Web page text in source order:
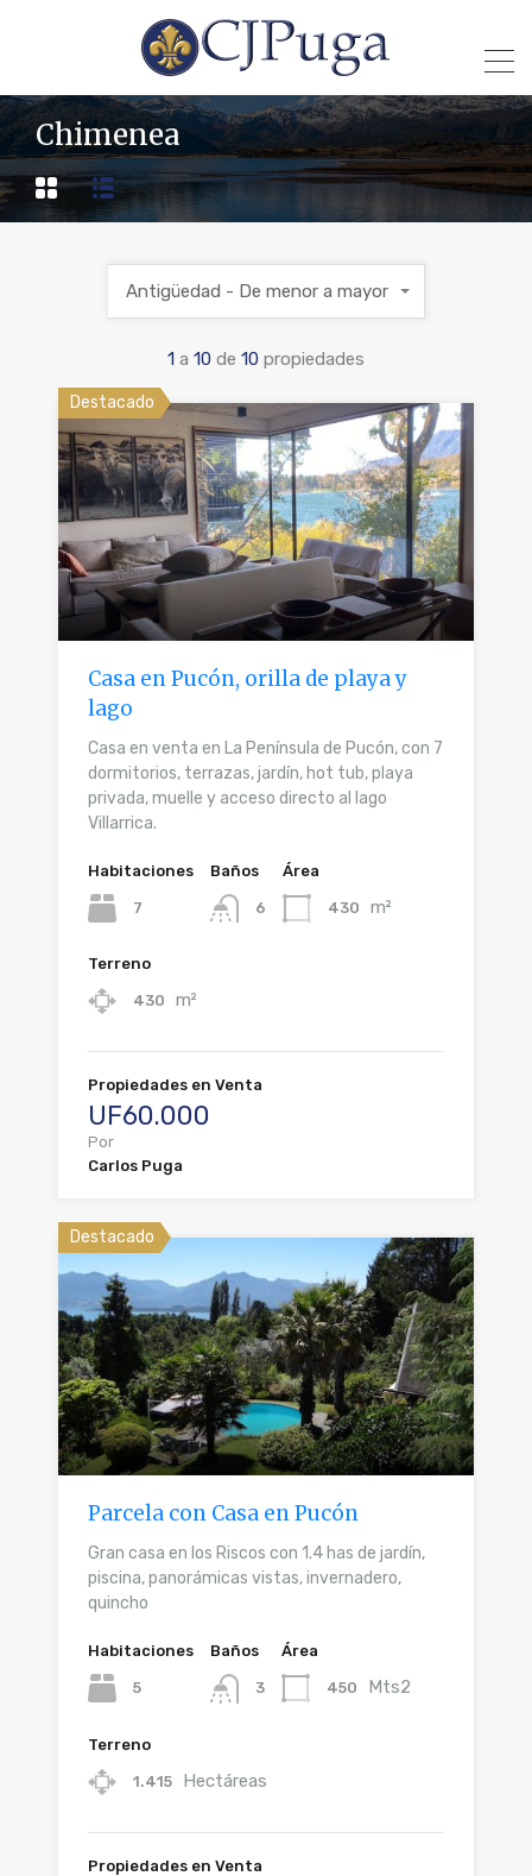
Chimenea
1 a 10 de 10 propiedades
Antigüedad - De menor a mayor
Destacado
Casa en Pucón, orilla de playa y
lago
Casa en venta en La Península de Pucón, con 7
dormitorios, terrazas, jardín, hot tub, playa
privada, muelle y acceso directo al lago
Villarrica.
Habitaciones
7
Baños
6
Área
430 m²
Terreno
430 m²
Propiedades en Venta
UF60.000
Por
Carlos Puga
Destacado
Parcela con Casa en Pucón
Gran casa en los Riscos con 1.4 has de jardín,
piscina, panorámicas vistas, invernadero,
quincho
Habitaciones
5
Baños
3
Área
450 Mts2
Terreno
1.415 Hectáreas
Propiedades en Venta